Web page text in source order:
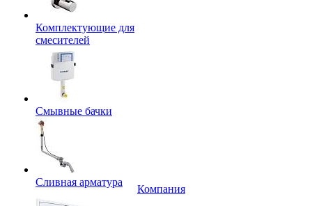
Комплектующие для
смесителей
Смывные бачки
Сливная арматура
Компания